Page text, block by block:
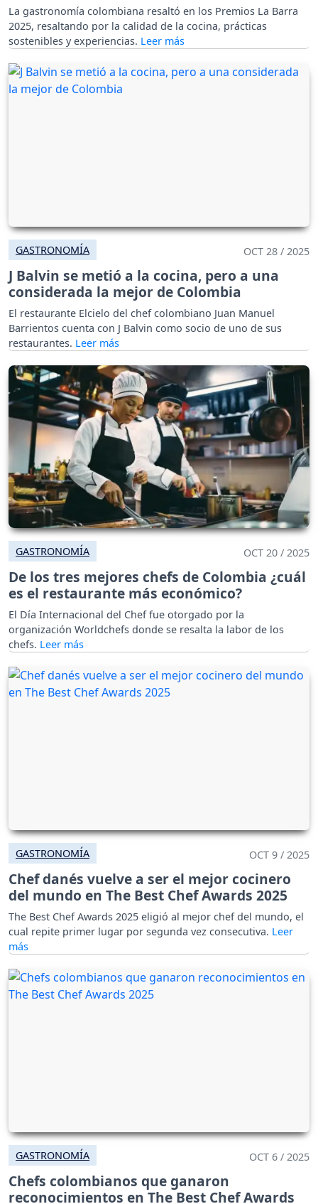
La gastronomía colombiana resaltó en los Premios La Barra
2025, resaltando por la calidad de la cocina, prácticas
sostenibles y experiencias.
GASTRONOMÍA OCT 28 / 2025
J Balvin se metió a la cocina, pero a una
considerada la mejor de Colombia
El restaurante Elcielo del chef colombiano Juan Manuel
Barrientos cuenta con J Balvin como socio de uno de sus
restaurantes.
GASTRONOMÍA OCT 20 / 2025
De los tres mejores chefs de Colombia ¿cuál
es el restaurante más económico?
El Día Internacional del Chef fue otorgado por la
organización Worldchefs donde se resalta la labor de los
chefs.
GASTRONOMÍA OCT 9 / 2025
Chef danés vuelve a ser el mejor cocinero
del mundo en The Best Chef Awards 2025
The Best Chef Awards 2025 eligió al mejor chef del mundo, el
cual repite primer lugar por segunda vez consecutiva.
GASTRONOMÍA OCT 6 / 2025
Chefs colombianos que ganaron
reconocimientos en The Best Chef Awards